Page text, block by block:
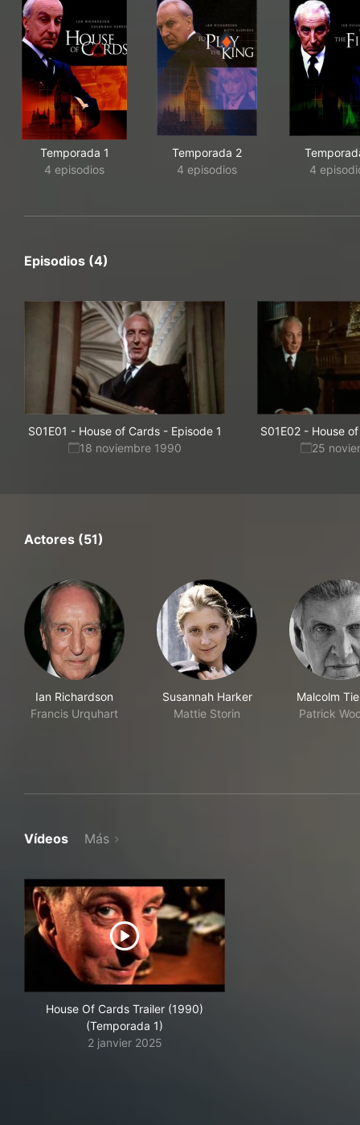
Temporada 1
4 episodios
Temporada 2
4 episodios
4
Episodios (4)
S01E01 - House of Cards - Episode 1
18 noviembre 1990
S01E02- House
25
Actores (51)
Ian Richardson
Francis Urquhart
Susannah Harker
Mattie Storin
Malcolm
Patrick
Vídeos Más
House Of Cards Trailer (1990)
(Temporada 1)
2 janvier 2025